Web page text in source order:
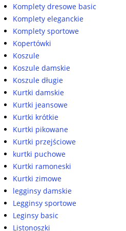
Komplety dresowe basic
Komplety eleganckie
Komplety sportowe
Kopertówki
Koszule
Koszule damskie
Koszule długie
Kurtki damskie
Kurtki jeansowe
Kurtki krótkie
Kurtki pikowane
Kurtki przejściowe
kurtki puchowe
Kurtki ramoneski
Kurtki zimowe
legginsy damskie
Legginsy sportowe
Leginsy basic
Listonoszki